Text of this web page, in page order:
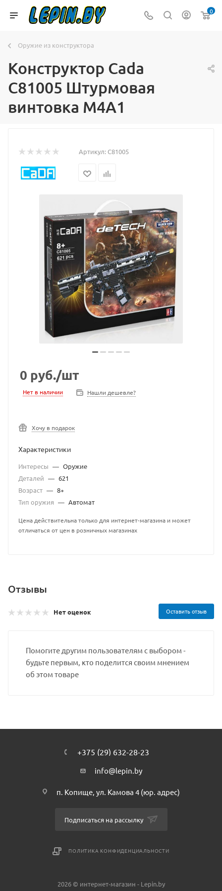
0
Оружие из конструктора
Конструктор Cada
C81005 Штурмовая
винтовка M4A1
Артикул:C81005
0 руб./шт
Нет в наличии Нашли дешевле?
Хочу в подарок
Характеристики
Интересы — Оружие
Деталей — 621
Возраст — 8+
Тип оружия — Автомат
Цена действительна только для интернет-магазина и может
отличаться от цен в розничных магазинах
Отзывы
Нет оценок Оставить отзыв
Помогите другим пользователям с выбором -
будьте первым, кто поделится своим мнением
об этом товаре
+375 (29) 632-28-23
info@lepin.by
п. Копище, ул. Камова 4 (юр. адрес)
Подписаться на рассылку
ПОЛИТИКА КОНФИДЕНЦИАЛЬНОСТИ
2026 © интернет-магазин - Lepin.by